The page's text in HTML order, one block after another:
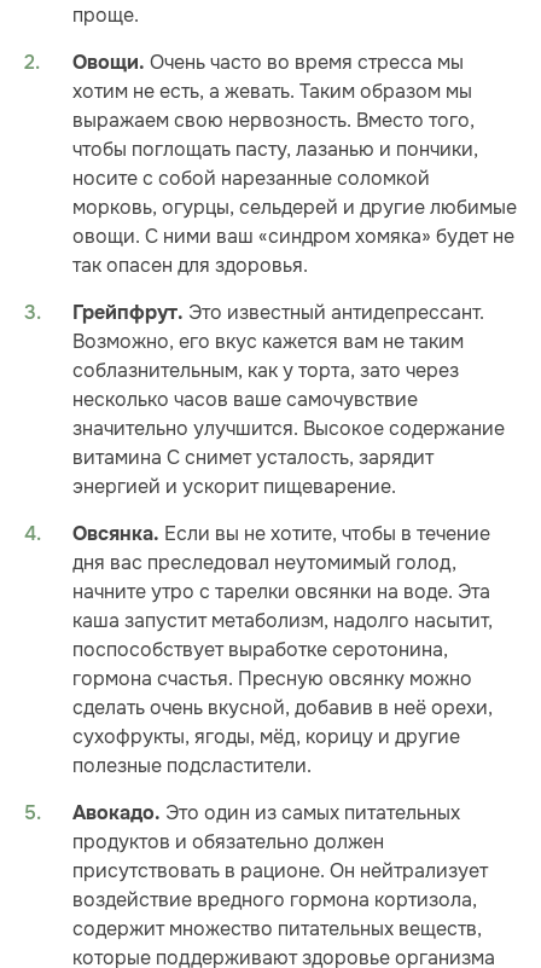
проще.
Овощи. Очень часто во время стресса мы
хотим не есть, а жевать. Таким образом мы
выражаем свою нервозность. Вместо того,
чтобы поглощать пасту, лазанью и пончики,
носите с собой нарезанные соломкой
морковь, огурцы, сельдерей и другие любимые
овощи. С ними ваш «синдром хомяка» будет не
так опасен для здоровья.
Грейпфрут. Это известный антидепрессант.
Возможно, его вкус кажется вам не таким
соблазнительным, как у торта, зато через
несколько часов ваше самочувствие
значительно улучшится. Высокое содержание
витамина С снимет усталость, зарядит
энергией и ускорит пищеварение.
Овсянка. Если вы не хотите, чтобы в течение
дня вас преследовал неутомимый голод,
начните утро с тарелки овсянки на воде. Эта
каша запустит метаболизм, надолго насытит,
поспособствует выработке серотонина,
гормона счастья. Пресную овсянку можно
сделать очень вкусной, добавив в неё орехи,
сухофрукты, ягоды, мёд, корицу и другие
полезные подсластители.
Авокадо. Это один из самых питательных
продуктов и обязательно должен
присутствовать в рационе. Он нейтрализует
воздействие вредного гормона кортизола,
содержит множество питательных веществ,
которые поддерживают здоровье организма